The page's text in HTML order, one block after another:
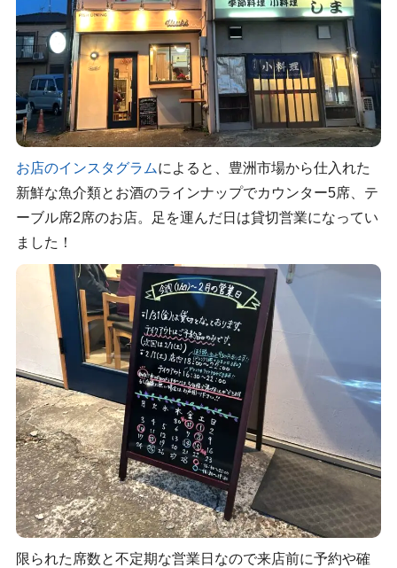
お店のインスタグラムによると、豊洲市場から仕入れた
新鮮な魚介類とお酒のラインナップでカウンター5席、テ
ーブル席2席のお店。足を運んだ日は貸切営業になってい
ました！
限られた席数と不定期な営業日なので来店前に予約や確